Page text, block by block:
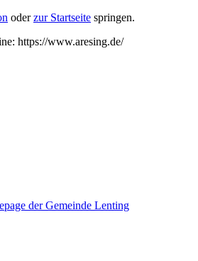
oderzur Startseite springen.
https://www.aresing.de/